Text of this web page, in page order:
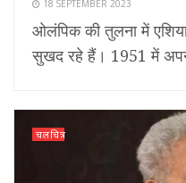
18 SEPTEMBER 2023
ओलंपिक की तुलना में
सुखद रहे हैं। 1951 में
चलचित्र